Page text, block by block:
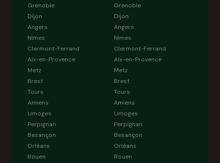
Grenoble
Dijon
Angers
Nîmes
Clermont-Ferrand
Aix-en-Provence
Metz
Brest
Tours
Amiens
Limoges
Perpignan
Besançon
Orléans
Rouen
Grenoble
Dijon
Angers
Nîmes
Clermont-Ferrand
Aix-en-Provence
Metz
Brest
Tours
Amiens
Limoges
Perpignan
Besançon
Orléans
Rouen